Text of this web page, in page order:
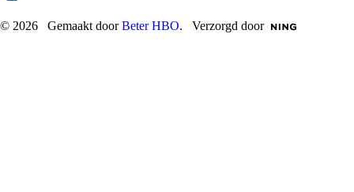
© 2026 Gemaakt doorBeter HBO. Verzorgd door